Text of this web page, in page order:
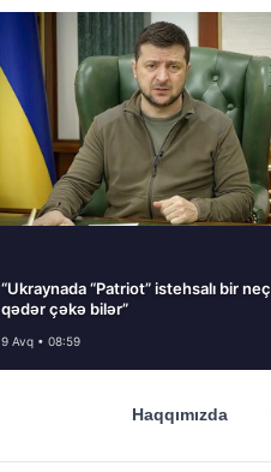
“Ukraynada “Patriot” istehsalı bir
qədər çəkə bilər”
9 Avq • 08:59
Haqqımızda